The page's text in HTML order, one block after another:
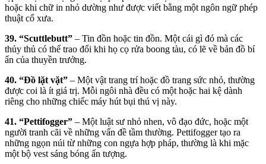
hoặc khi chữ in nhỏ dường như được viết bằng một ngôn ngữ phép
thuật cổ xưa.
39. “Scuttlebutt” – Tin đồn hoặc tin đồn. Một cái gì đó mà các
thủy thủ có thể trao đổi khi họ cọ rửa boong tàu, có lẽ về bản đồ bí
ẩn của thuyền trưởng.
40. “Đồ lặt vặt” – Một vật trang trí hoặc đồ trang sức nhỏ, thường
được coi là ít giá trị. Mỗi ngôi nhà đều có một hoặc hai kệ dành
riêng cho những chiếc máy hút bụi thú vị này.
41. “Pettifogger” – Một luật sư nhỏ nhen, vô đạo đức, hoặc một
người tranh cãi về những vấn đề tầm thường. Pettifogger tạo ra
những ngọn núi từ những con ngựa hợp pháp, thường là khi mặc
một bộ vest sáng bóng ấn tượng.